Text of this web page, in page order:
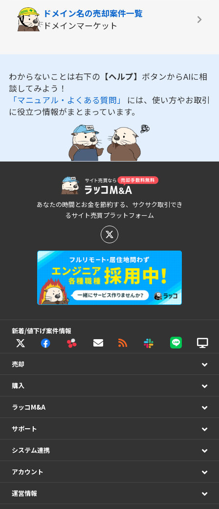
ドメイン名の売却案件一覧
ドメインマーケット
わからないことは右下の 【ヘルプ】 ボタンからAIに相
談してみよう！
「マニュアル・よくある質問」 には、使い方やお取引
に役立つ情報がまとまっています。
あなたの時間とお金を節約する、サクサク取引でき
るサイト売買プラットフォーム
新着/値下げ案件情報
売却
購入
ラッコM&A
サポート
システム連携
アカウント
運営情報